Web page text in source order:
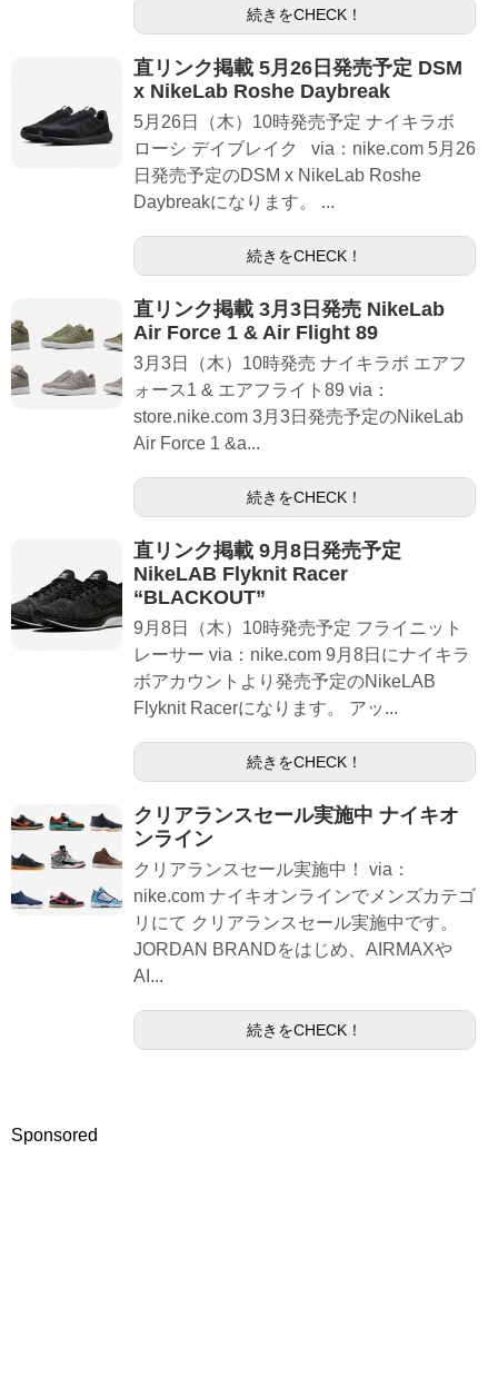
続きをCHECK！
直リンク掲載 5月26日発売予定 DSM
x NikeLab Roshe Daybreak
5月26日（木）10時発売予定 ナイキラボ
ローシ デイブレイク via：nike.com 5月26
日発売予定のDSM x NikeLab Roshe
Daybreakになります。 ...
続きをCHECK！
直リンク掲載 3月3日発売 NikeLab
Air Force 1 & Air Flight 89
3月3日（木）10時発売 ナイキラボ エアフ
ォース1 & エアフライト89 via：
store.nike.com 3月3日発売予定のNikeLab
Air Force 1 &a...
続きをCHECK！
直リンク掲載 9月8日発売予定
NikeLAB Flyknit Racer
“BLACKOUT”
9月8日（木）10時発売予定 フライニット
レーサー via：nike.com 9月8日にナイキラ
ボアカウントより発売予定のNikeLAB
Flyknit Racerになります。 アッ...
続きをCHECK！
クリアランスセール実施中 ナイキオ
ンライン
クリアランスセール実施中！ via：
nike.com ナイキオンラインでメンズカテゴ
リにて クリアランスセール実施中です。
JORDAN BRANDをはじめ、AIRMAXや
AI...
続きをCHECK！
Sponsored